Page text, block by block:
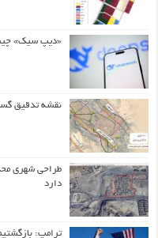
«دیپ سیک»
نقشه تدقیق
دارد
ترامپ: